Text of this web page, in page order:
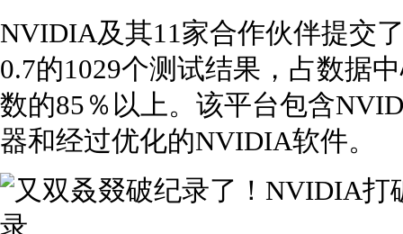
NVIDIA及其11家合作伙伴提交
0.7的1029个测试结果，占数据
数的85％以上。该平台包含
器和经过优化的NVIDIA软件。